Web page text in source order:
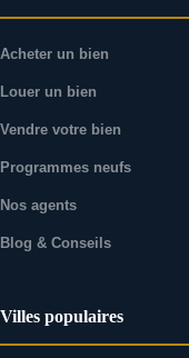
Acheter un bien
Louer un bien
Vendre votre bien
Programmes neufs
Nos agents
Blog & Conseils
Villes populaires